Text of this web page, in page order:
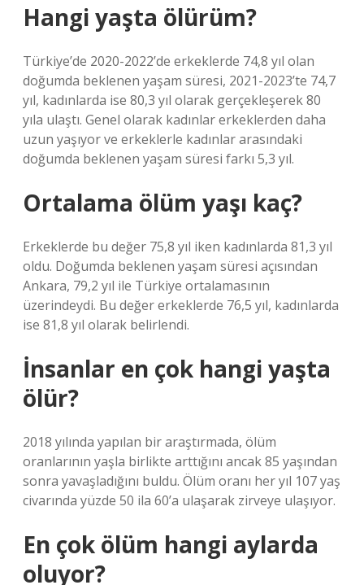
Hangi yaşta ölürüm?
Türkiye’de 2020-2022’de erkeklerde 74,8 yıl olan
doğumda beklenen yaşam süresi, 2021-2023’te 74,7
yıl, kadınlarda ise 80,3 yıl olarak gerçekleşerek 80
yıla ulaştı. Genel olarak kadınlar erkeklerden daha
uzun yaşıyor ve erkeklerle kadınlar arasındaki
doğumda beklenen yaşam süresi farkı 5,3 yıl.
Ortalama ölüm yaşı kaç?
Erkeklerde bu değer 75,8 yıl iken kadınlarda 81,3 yıl
oldu. Doğumda beklenen yaşam süresi açısından
Ankara, 79,2 yıl ile Türkiye ortalamasının
üzerindeydi. Bu değer erkeklerde 76,5 yıl, kadınlarda
ise 81,8 yıl olarak belirlendi.
İnsanlar en çok hangi yaşta
ölür?
2018 yılında yapılan bir araştırmada, ölüm
oranlarının yaşla birlikte arttığını ancak 85 yaşından
sonra yavaşladığını buldu. Ölüm oranı her yıl 107 yaş
civarında yüzde 50 ila 60’a ulaşarak zirveye ulaşıyor.
En çok ölüm hangi aylarda
oluyor?